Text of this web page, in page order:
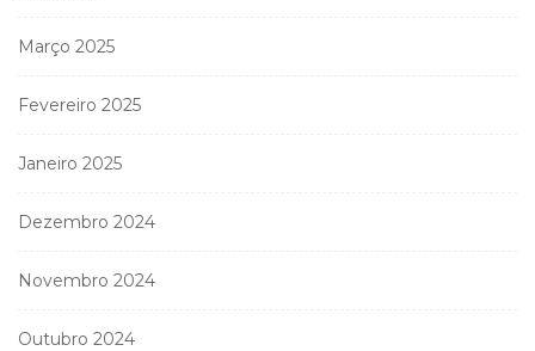
Março 2025
Fevereiro 2025
Janeiro 2025
Dezembro 2024
Novembro 2024
Outubro 2024